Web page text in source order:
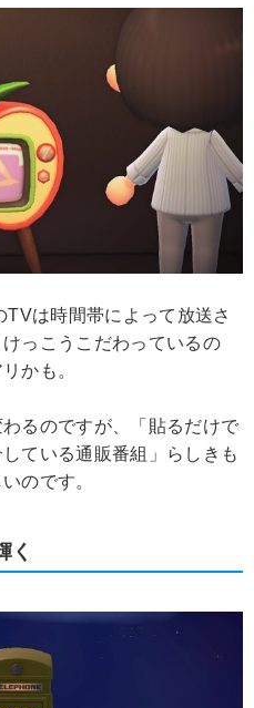
TVは時間帯によって放送さ
っこうこだわっているの
かも。
るのですが、「貼るだけで
ている通販番組」らしきも
のです。
く